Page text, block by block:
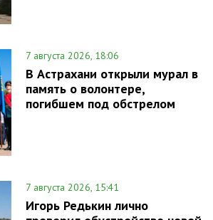
7 августа 2026, 18:06
В Астрахани открыли мурал в
память о волонтере,
погибшем под обстрелом
7 августа 2026, 15:41
Игорь Редькин лично